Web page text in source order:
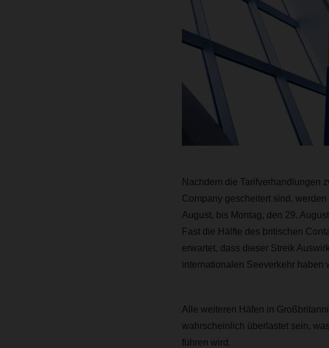
Nachdem die Tarifverhandlungen
Company gescheitert sind,
August, bis Montag, den 29.
Fast die Hälfte des britischen
erwartet, dass dieser Streik
internationalen Seeverkehr haben
Alle weiteren Häfen in
wahrscheinlich überlastet sein,
führen wird.